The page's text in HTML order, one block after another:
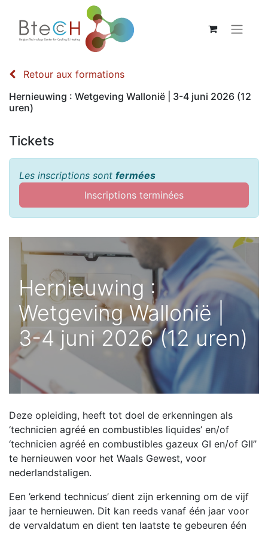
Retour aux formations
Hernieuwing : Wetgeving Wallonië | 3-4 juni 2026 (12
uren)
Tickets
Les inscriptions sont fermées
Inscriptions terminées
Hernieuwing :
Wetgeving Wallonië |
3-4 juni 2026 (12 uren)
Deze opleiding, heeft tot doel de erkenningen als
‘technicien agréé en combustibles liquides’ en/of
‘technicien agréé en combustibles gazeux GI en/of GII’’
te hernieuwen voor het Waals Gewest, voor
nederlandstaligen.
Een ’erkend technicus’ dient zijn erkenning om de vijf
jaar te hernieuwen. Dit kan reeds vanaf één jaar voor
de vervaldatum en dient ten laatste te gebeuren één